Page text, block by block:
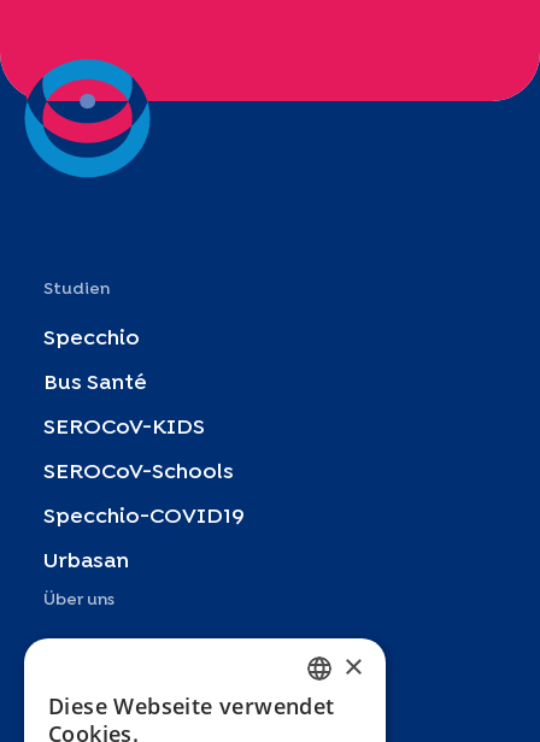
Studien
Specchio
Bus Santé
SEROCoV-KIDS
SEROCoV-Schools
Specchio-COVID19
Urbasan
Über uns
Teams
FRENCH
×
Diese Webseite verwendet
Cookies.